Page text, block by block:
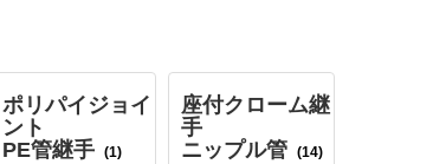
ポリパイジョイ
ント
PE管継手 (1)
座付クローム継
手
ニップル管 (14)